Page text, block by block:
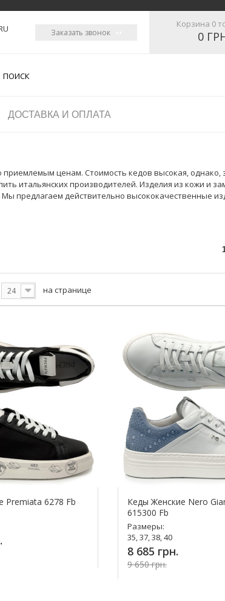
Заказать звонок
Корзина 0
0
ДОСТАВКА И ОПЛАТА
ценам. Стоимость кедов высокая, однако,
итальянских производителей. Изделия из кожи и
предлагаем действительно высококачественные
24 на странице
Premiata 6278 Fb
Кеды Женские Nero
615300 Fb
Размеры:
35, 37, 38, 40
8 685 грн.
9 650 грн.